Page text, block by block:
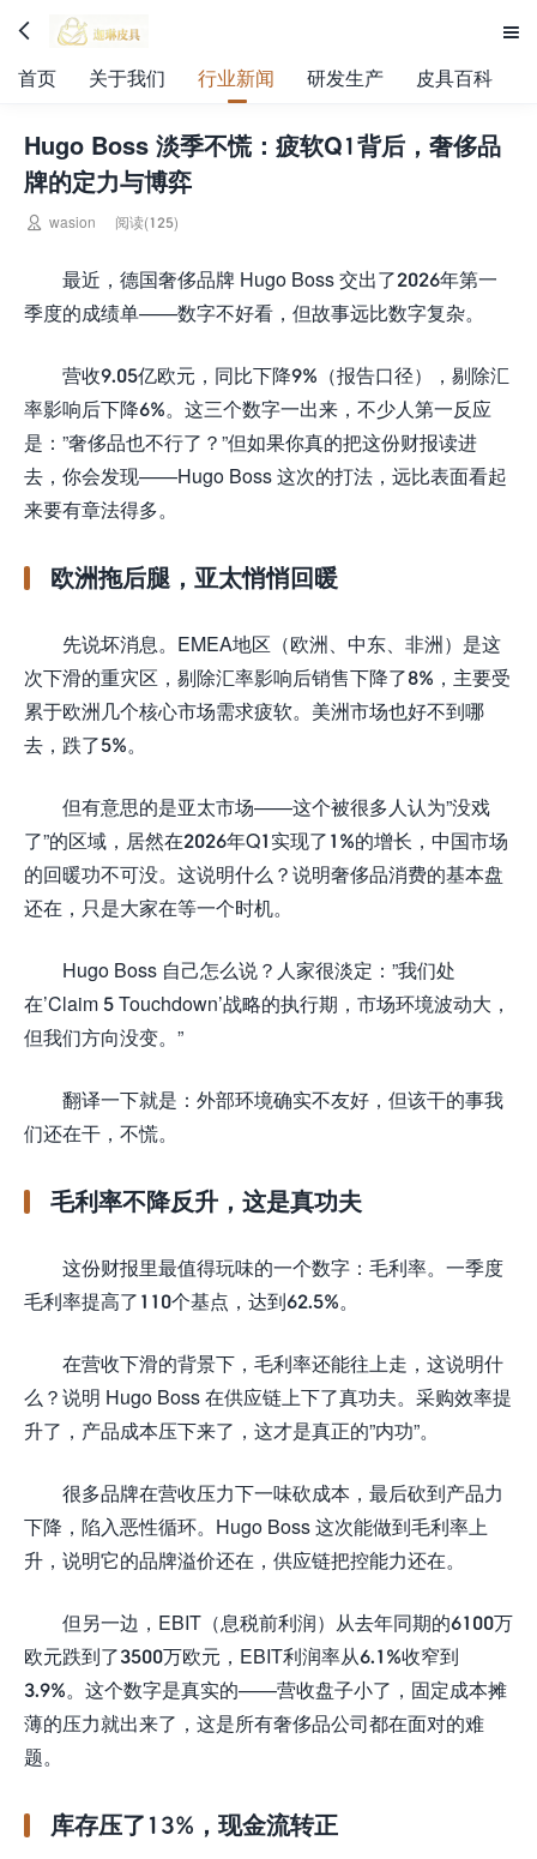
 
首页 关于我们 行业新闻 研发生产 皮具百科
Hugo Boss 淡季不慌：疲软Q1背后，奢侈品
牌的定力与博弈
 wasion 阅读(125)
最近，德国奢侈品牌 Hugo Boss 交出了2026年第一
季度的成绩单——数字不好看，但故事远比数字复杂。
营收9.05亿欧元，同比下降9%（报告口径），剔除汇
率影响后下降6%。这三个数字一出来，不少人第一反应
是：”奢侈品也不行了？”但如果你真的把这份财报读进
去，你会发现——Hugo Boss 这次的打法，远比表面看起
来要有章法得多。
欧洲拖后腿，亚太悄悄回暖
先说坏消息。EMEA地区（欧洲、中东、非洲）是这
次下滑的重灾区，剔除汇率影响后销售下降了8%，主要受
累于欧洲几个核心市场需求疲软。美洲市场也好不到哪
去，跌了5%。
但有意思的是亚太市场——这个被很多人认为”没戏
了”的区域，居然在2026年Q1实现了1%的增长，中国市场
的回暖功不可没。这说明什么？说明奢侈品消费的基本盘
还在，只是大家在等一个时机。
Hugo Boss 自己怎么说？人家很淡定：”我们处
在’Claim 5 Touchdown’战略的执行期，市场环境波动大，
但我们方向没变。”
翻译一下就是：外部环境确实不友好，但该干的事我
们还在干，不慌。
毛利率不降反升，这是真功夫
这份财报里最值得玩味的一个数字：毛利率。一季度
毛利率提高了110个基点，达到62.5%。
在营收下滑的背景下，毛利率还能往上走，这说明什
么？说明 Hugo Boss 在供应链上下了真功夫。采购效率提
升了，产品成本压下来了，这才是真正的”内功”。
很多品牌在营收压力下一味砍成本，最后砍到产品力
下降，陷入恶性循环。Hugo Boss 这次能做到毛利率上
升，说明它的品牌溢价还在，供应链把控能力还在。
但另一边，EBIT（息税前利润）从去年同期的6100万
欧元跌到了3500万欧元，EBIT利润率从6.1%收窄到
3.9%。这个数字是真实的——营收盘子小了，固定成本摊
薄的压力就出来了，这是所有奢侈品公司都在面对的难
题。
库存压了13%，现金流转正